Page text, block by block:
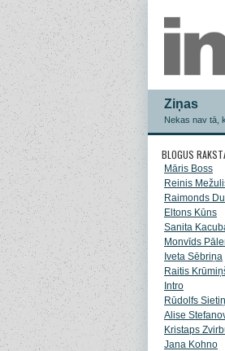
Ziņas
Nekas nav tā,
BLOGUS
Māris Boss
Reinis
Raimonds
Eltons Kūns
Sanita
Monvīds
Iveta Sēbriņa
Raitis
Intro
Rūdolfs
Alise
Kristaps
Jana Kohno